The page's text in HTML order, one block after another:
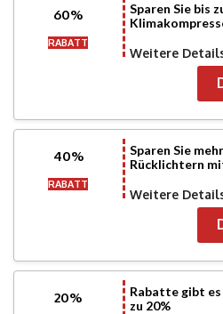
60%
RABATT
Sparen Sie bis
Weitere
40%
RABATT
Sparen Sie
Rücklichtern
Weitere
20%
Rabatte gibt
zu 20%